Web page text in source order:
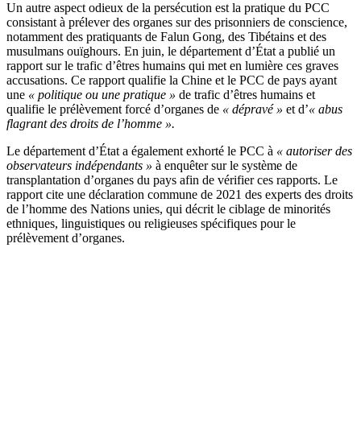
Un autre aspect odieux de la persécution est la pratique du PCC
consistant à prélever des organes sur des prisonniers de conscience,
notamment des pratiquants de Falun Gong, des Tibétains et des
musulmans ouïghours. En juin, le département d’État a publié un
rapport sur le trafic d’êtres humains qui met en lumière ces graves
accusations. Ce rapport qualifie la Chine et le PCC de pays ayant
une « politique ou une pratique » de trafic d’êtres humains et
qualifie le prélèvement forcé d’organes de « dépravé » et d’« abus
flagrant des droits de l’homme ».
Le département d’État a également exhorté le PCC à « autoriser des
observateurs indépendants » à enquêter sur le système de
transplantation d’organes du pays afin de vérifier ces rapports. Le
rapport cite une déclaration commune de 2021 des experts des droits
de l’homme des Nations unies, qui décrit le ciblage de minorités
ethniques, linguistiques ou religieuses spécifiques pour le
prélèvement d’organes.